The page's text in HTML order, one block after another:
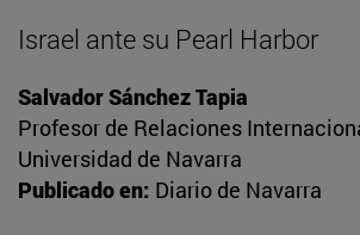
Israel ante su Pearl Harbor
Salvador Sánchez Tapia
Profesor de Relaciones
Universidad de Navarra
Publicado en: Diario de Navarra